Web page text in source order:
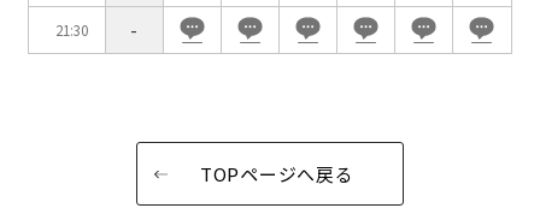
21:30 -
TOPページへ戻る